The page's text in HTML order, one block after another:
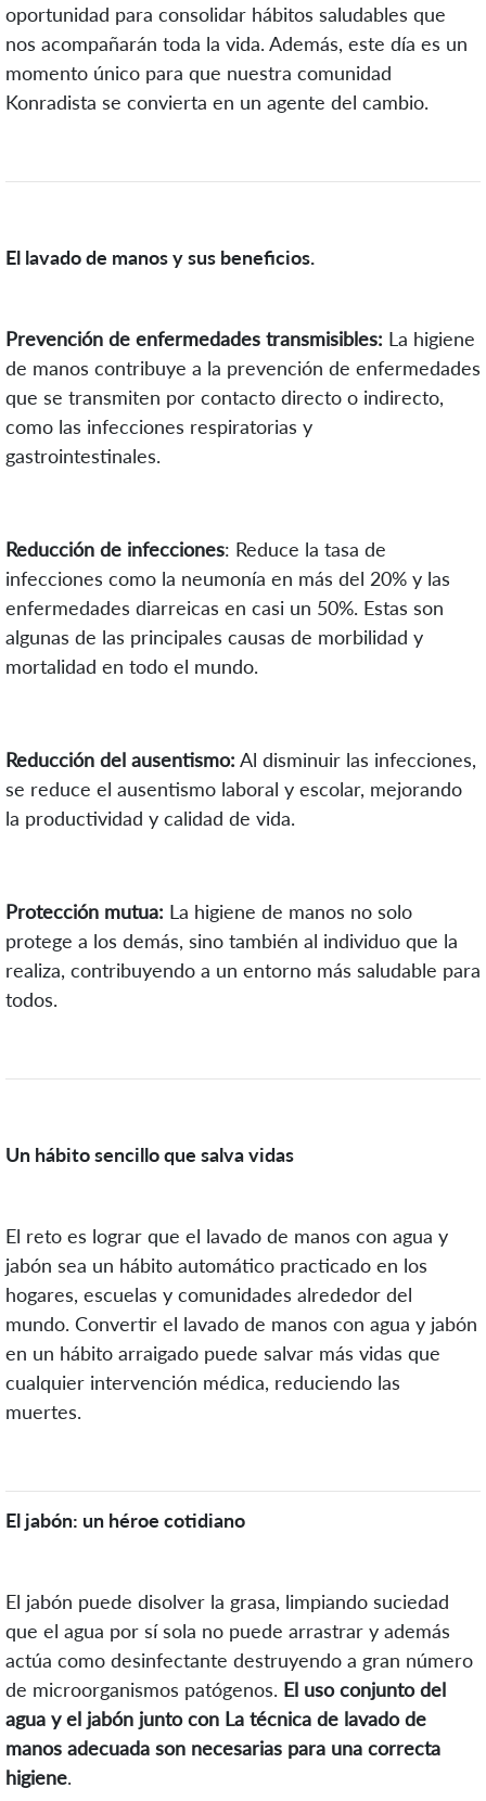
oportunidad para consolidar hábitos saludables que
nos acompañarán toda la vida. Además, este día es un
momento único para que nuestra comunidad
Konradista se convierta en un agente del cambio.
El lavado de manos y sus beneficios.
Prevención de enfermedades transmisibles: La higiene
de manos contribuye a la prevención de enfermedades
que se transmiten por contacto directo o indirecto,
como las infecciones respiratorias y
gastrointestinales.
Reducción de infecciones: Reduce la tasa de
infecciones como la neumonía en más del 20% y las
enfermedades diarreicas en casi un 50%. Estas son
algunas de las principales causas de morbilidad y
mortalidad en todo el mundo.
Reducción del ausentismo: Al disminuir las infecciones,
se reduce el ausentismo laboral y escolar, mejorando
la productividad y calidad de vida.
Protección mutua: La higiene de manos no solo
protege a los demás, sino también al individuo que la
realiza, contribuyendo a un entorno más saludable para
todos.
Un hábito sencillo que salva vidas
El reto es lograr que el lavado de manos con agua y
jabón sea un hábito automático practicado en los
hogares, escuelas y comunidades alrededor del
mundo. Convertir el lavado de manos con agua y jabón
en un hábito arraigado puede salvar más vidas que
cualquier intervención médica, reduciendo las
muertes.
El jabón: un héroe cotidiano
El jabón puede disolver la grasa, limpiando suciedad
que el agua por sí sola no puede arrastrar y además
actúa como desinfectante destruyendo a gran número
de microorganismos patógenos. El uso conjunto del
agua y el jabón junto con La técnica de lavado de
manos adecuada son necesarias para una correcta
higiene.